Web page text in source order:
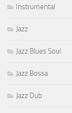
Instrumental
Jazz
Jazz Blues Soul
Jazz Bossa
Jazz Dub